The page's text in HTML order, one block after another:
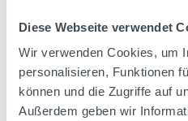
Diese Webseite verwendet
Wir verwenden Cookies, um
personalisieren, Funktionen
können und die Zugriffe auf
Außerdem geben wir
Verkaufspreis:
18,99 € Regulärer Preis:
23,47 € (19.09%
Preise inkl. MwSt. zzgl.